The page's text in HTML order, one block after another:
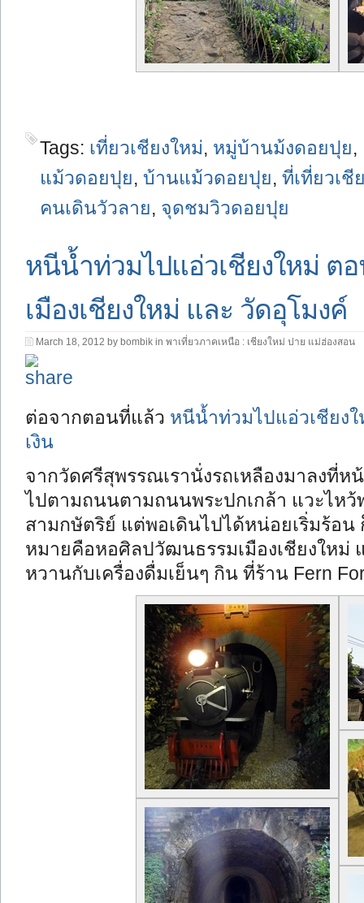
Tags: เที่ยวเชียงใหม่, หมู่บ้านม้งดอยปุย,
แม้วดอยปุย, บ้านแม้วดอยปุย, ที่เที่ยวเชี
คนเดินวัวลาย, จุดชมวิวดอยปุย
หนีน้ำท่วมไปแอ่วเชียงใหม่ ต
เมืองเชียงใหม่ และ วัดอุโมงค์
March 18, 2012 by bombik in พาเที่ยวภาคเหนือ : เชียงใหม่ ปาย แม่ฮ่องสอน
ต่อจากตอนที่แล้ว หนีน้ำท่วมไปแอ่วเชียง
เงิน
จากวัดศรีสุพรรณเรานั่งรถเหลืองมาลงที่ห
ไปตามถนนตามถนนพระปกเกล้า แวะไหว้
สามกษัตริย์ แต่พอเดินไปได้หน่อยเริ่มร้อน
หมายคือหอศิลปวัฒนธรรมเมืองเชียงใหม่
หวานกับเครื่องดื่มเย็นๆ กิน ที่ร้าน Fern